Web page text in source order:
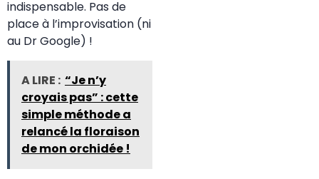
indispensable. Pas de
place à l’improvisation (ni
au Dr Google) !
A LIRE : “Je n’y
croyais pas” : cette
simple méthode a
relancé la floraison
de mon orchidée !